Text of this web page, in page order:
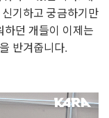
기하고 궁금하기만
던 개들이 이제는
반겨줍니다.